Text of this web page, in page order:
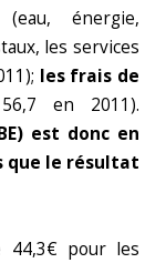
(eau, énergie,
les services
les frais de
en 2011).
est donc en
que le résultat
44,3€ pour les